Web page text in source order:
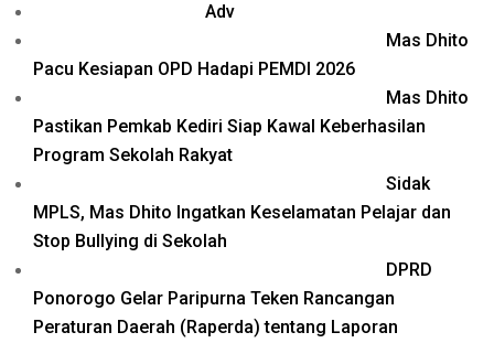
Adv
Mas Dhito
Pacu Kesiapan OPD Hadapi PEMDI 2026
Mas Dhito
Pastikan Pemkab Kediri Siap Kawal Keberhasilan
Program Sekolah Rakyat
Sidak
MPLS, Mas Dhito Ingatkan Keselamatan Pelajar dan
Stop Bullying di Sekolah
DPRD
Ponorogo Gelar Paripurna Teken Rancangan
Peraturan Daerah (Raperda) tentang Laporan